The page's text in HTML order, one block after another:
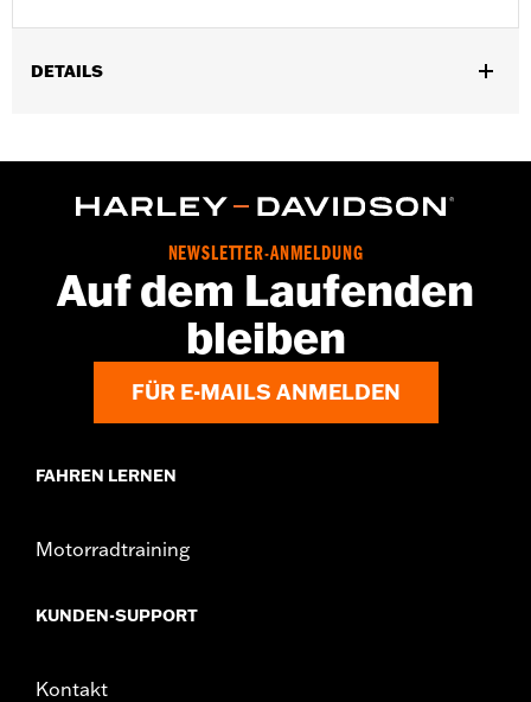
DETAILS
In der Box: Befestigungselemente 1/4 Zoll 20 x 3/4 Zoll mit
NEWSLETTER-ANMELDUNG
Auf dem Laufenden
bleiben
FÜR E-MAILS ANMELDEN
FAHREN LERNEN
Motorradtraining
KUNDEN-SUPPORT
Kontakt